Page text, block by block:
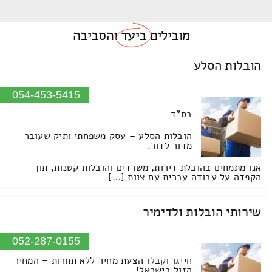
מוביליםביעדוהסביבה
הובלות הסלע
054-453-5415
בס"ד
הובלות הסלע – עסק משפחתי ותיק שעובר
מדור לדור.
אנו מתמחים בהובלת דירות, משרדים והובלות קטנות, תוך
הקפדה על עבודה עברית עם צוות […]
שירותי הובלות ולדימיר
052-287-0155
חייגו וקבלו הצעת מחיר ללא תחרות – המחיר